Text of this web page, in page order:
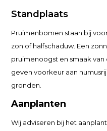
Standplaats
Pruimenbomen staan bij
zon of halfschaduw. Een
pruimenoogst en smaak
geven voorkeur aan
gronden.
Aanplanten
Wij adviseren bij het